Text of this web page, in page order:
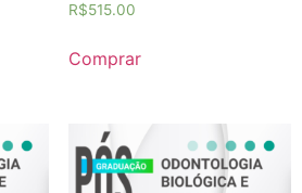
R$515.00
Comprar